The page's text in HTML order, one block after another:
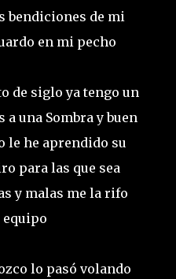
bendiciones de mi
en mi pecho
de siglo ya tengo un
una Sombra y buen
le he aprendido su
para las que sea
y malas me la rifo
equipo
lo pasó volando